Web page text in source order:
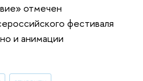
отмечен
фестиваля
и анимации